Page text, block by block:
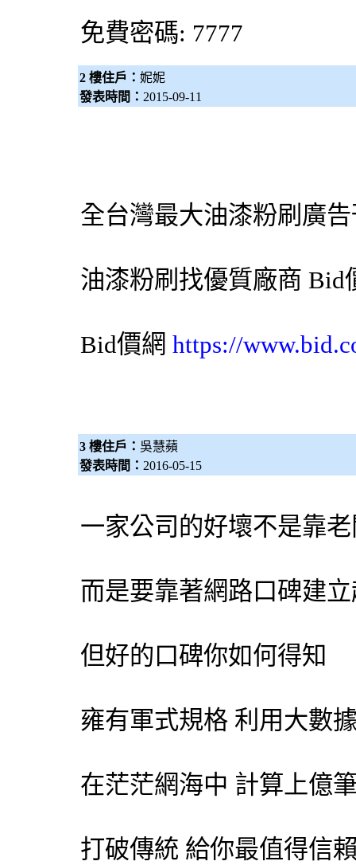
免費密碼: 7777
2 樓住戶： 妮妮
發表時間： 2015-09-11
全台灣最大油漆粉刷 廣
油漆粉刷 找優質廠商 Bid
Bid價網 https://
3 樓住戶： 吳慧蘋
發表時間： 2016-05-15
一家公司的好壞不是靠
而是要靠著網路口碑建
但好的口碑你如何得知
雍有軍式規格 利用大數
在茫茫網海中 計算上億
打破傳統 給你最值得信